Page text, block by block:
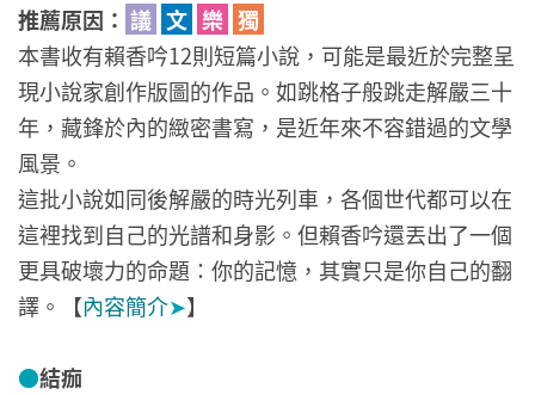
推薦原因： 議 文 樂 獨
本書收有賴香吟12則短篇小說，可能是最近於完整呈
現小說家創作版圖的作品。如跳格子般跳走解嚴三十
年，藏鋒於內的緻密書寫，是近年來不容錯過的文學
風景。
這批小說如同後解嚴的時光列車，各個世代都可以在
這裡找到自己的光譜和身影。但賴香吟還丟出了一個
更具破壞力的命題：你的記憶，其實只是你自己的翻
譯。【內容簡介➤】
●結痂